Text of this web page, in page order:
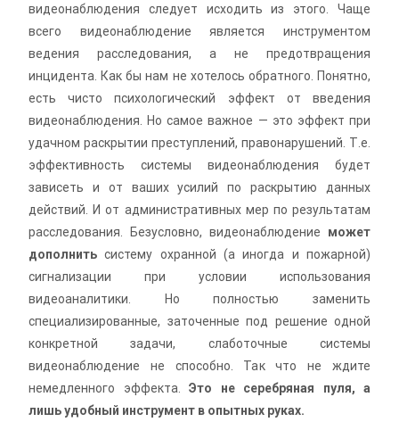
видеонаблюдения следует исходить из этого. Чаще
всего видеонаблюдение является инструментом
ведения расследования, а не предотвращения
инцидента. Как бы нам не хотелось обратного. Понятно,
есть чисто психологический эффект от введения
видеонаблюдения. Но самое важное — это эффект при
удачном раскрытии преступлений, правонарушений. Т.е.
эффективность системы видеонаблюдения будет
зависеть и от ваших усилий по раскрытию данных
действий. И от административных мер по результатам
расследования. Безусловно, видеонаблюдение может
дополнить систему охранной (а иногда и пожарной)
сигнализации при условии использования
видеоаналитики. Но полностью заменить
специализированные, заточенные под решение одной
конкретной задачи, слаботочные системы
видеонаблюдение не способно. Так что не ждите
немедленного эффекта. Это не серебряная пуля, а
лишь удобный инструмент в опытных руках.